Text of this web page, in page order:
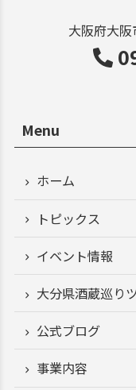
大阪府大
Menu
ホーム
トピックス
イベント情報
大分県酒蔵巡り
公式ブログ
事業内容